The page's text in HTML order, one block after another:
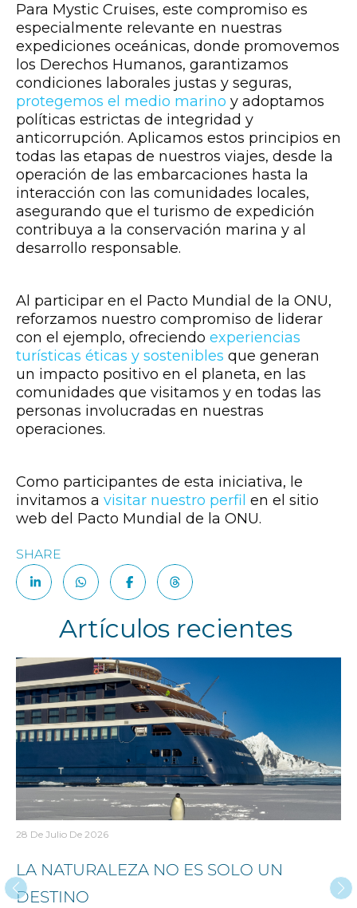
Para Mystic Cruises, este compromiso es
especialmente relevante en nuestras
expediciones oceánicas, donde promovemos
los Derechos Humanos, garantizamos
condiciones laborales justas y seguras,
protegemos el medio marino y adoptamos
políticas estrictas de integridad y
anticorrupción. Aplicamos estos principios en
todas las etapas de nuestros viajes, desde la
operación de las embarcaciones hasta la
interacción con las comunidades locales,
asegurando que el turismo de expedición
contribuya a la conservación marina y al
desarrollo responsable.
Al participar en el Pacto Mundial de la ONU,
reforzamos nuestro compromiso de liderar
con el ejemplo, ofreciendo experiencias
turísticas éticas y sostenibles que generan
un impacto positivo en el planeta, en las
comunidades que visitamos y en todas las
personas involucradas en nuestras
operaciones.
Como participantes de esta iniciativa, le
invitamos a visitar nuestro perfil en el sitio
web del Pacto Mundial de la ONU.
Artículos recientes
28 De Julio De 2026
LA NATURALEZA NO ES SOLO UN
DESTINO